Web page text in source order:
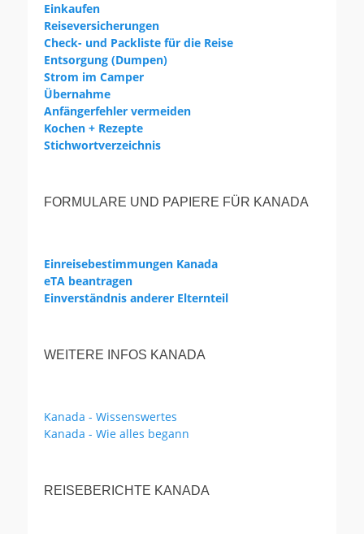
Einkaufen
Reiseversicherungen
Check- und Packliste für die Reise
Entsorgung (Dumpen)
Strom im Camper
Übernahme
Anfängerfehler vermeiden
Kochen + Rezepte
Stichwortverzeichnis
FORMULARE UND PAPIERE FÜR KANADA
Einreisebestimmungen Kanada
eTA beantragen
Einverständnis anderer Elternteil
WEITERE INFOS KANADA
Kanada - Wissenswertes
Kanada - Wie alles begann
REISEBERICHTE KANADA